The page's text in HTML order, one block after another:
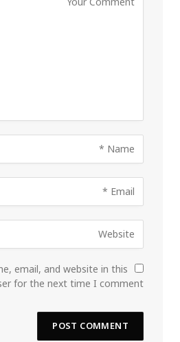
email, and website in this
for the next time I comment.